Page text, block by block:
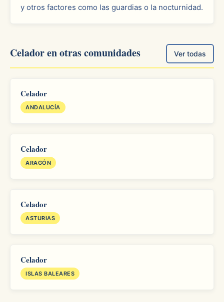
y otros factores como las guardias o la nocturnidad.
Celador en otras comunidades Ver todas
Celador
ANDALUCÍA
Celador
ARAGÓN
Celador
ASTURIAS
Celador
ISLAS BALEARES